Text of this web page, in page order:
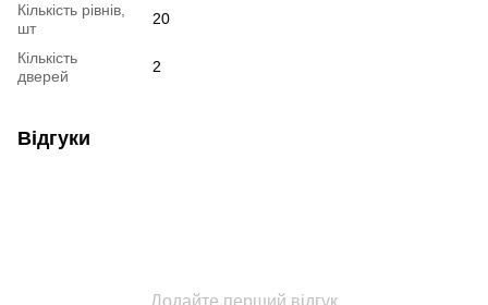
Кількість рівнів,
шт
20
Кількість
дверей
2
Відгуки
Додайте перший відгук